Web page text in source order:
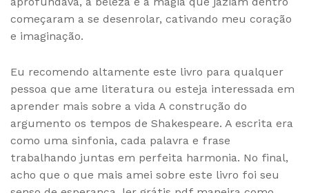
começaram a se desenrolar, cativando meu coração
e imaginação.
Eu recomendo altamente este livro para qualquer
pessoa que ame literatura ou esteja interessada em
aprender mais sobre a vida A construção do
argumento os tempos de Shakespeare. A escrita era
como uma sinfonia, cada palavra e frase
trabalhando juntas em perfeita harmonia. No final,
acho que o que mais amei sobre este livro foi seu